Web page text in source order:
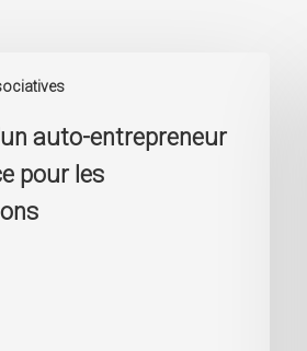
auto-entrepreneur
pour les